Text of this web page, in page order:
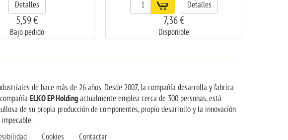
Detalles
5,59 €
Bajo pedido
Detalles
7,36 €
Disponible
de hace más de 26 años. Desde 2007, la compañía desarrolla y fabrica
ELKO EP Holding actualmente emplea cerca de 300 personas, está
de su propia producción de componentes, propio desarrollo y la innovación
Cookies Contactar